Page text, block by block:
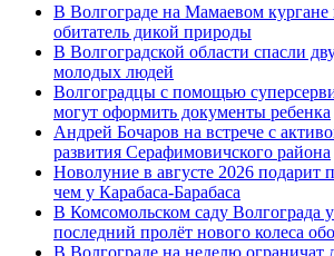
В Волгограде на Мамаевом кургане
обитатель дикой природы
В Волгоградской области спасли
молодых людей
Волгоградцы с помощью
могут оформить документы ребенка
Андрей Бочаров на встрече с
развития Серафимовичского района
Новолуние в августе 2026 подарит
чем у Карабаса-Барабаса
В Комсомольском саду Волгограда
последний пролёт нового колеса
В Волгограде на неделю ограничат